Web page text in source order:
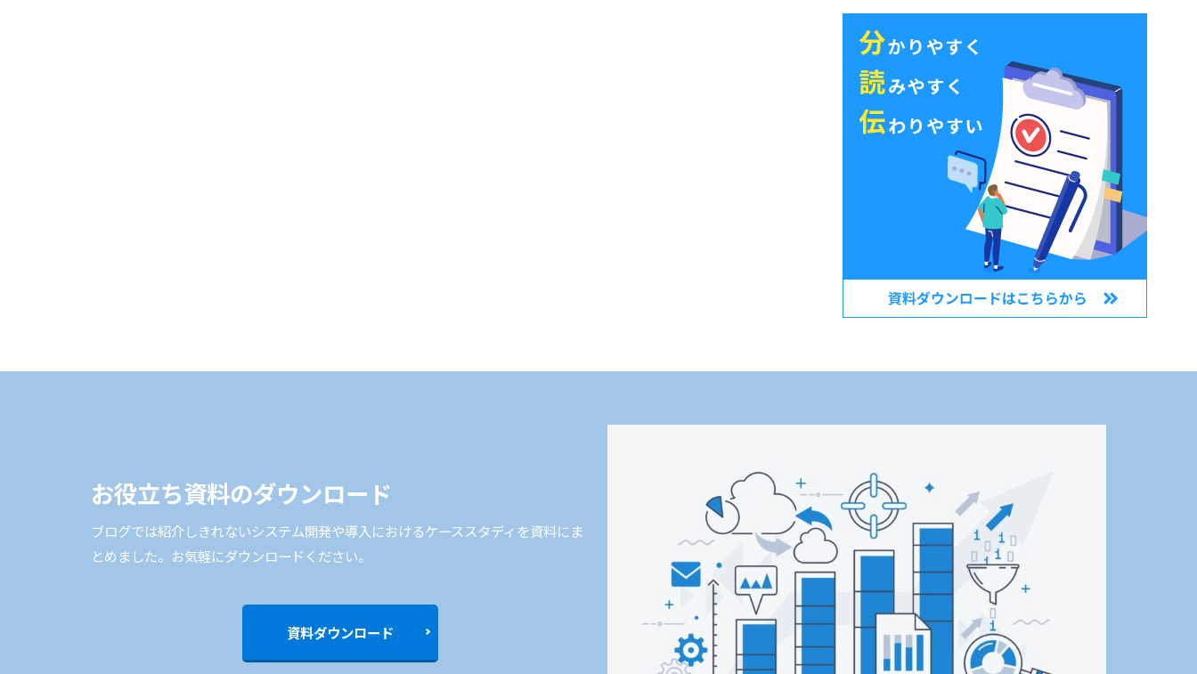
お役立ち資料のダウンロード
ブログでは紹介しきれないシステム開発や導入におけるケーススタディを資料にま
とめました。お気軽にダウンロードください。
資料ダウンロード